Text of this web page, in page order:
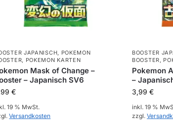
JAPANISCH
POKEMON
POKEMON KARTEN
Mask of Change –
– Japanisch SV6
€
19 % MwSt.
Versandkosten
BOOSTER
BOOSTER
Pokemon
–
3,99€
inkl. 19 %
zzgl.